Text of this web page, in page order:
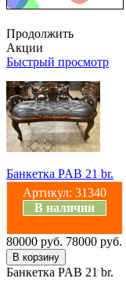
Продолжить
Акции
Быстрый просмотр
Банкетка PAB 21 br.
Артикул: 31340
В наличии
80000 руб. 78000 руб.
Банкетка PAB 21 br.